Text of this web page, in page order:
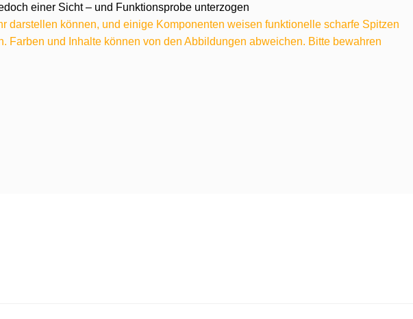
einer Sicht – und Funktionsprobe unterzogen
können, und einige Komponenten weisen funktionelle scharfe Spitzen
und Inhalte können von den Abbildungen abweichen. Bitte bewahren